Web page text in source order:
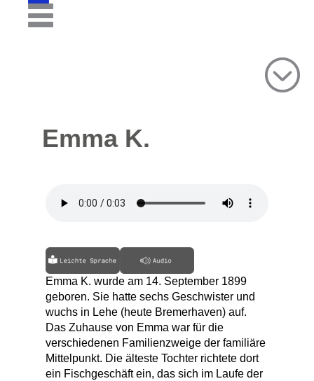
Emma K.
Emma K. wurde am 14. September 1899
geboren. Sie hatte sechs Geschwister und
wuchs in Lehe (heute Bremerhaven) auf.
Das Zuhause von Emma war für die
verschiedenen Familienzweige der familiäre
Mittelpunkt. Die älteste Tochter richtete dort
ein Fischgeschäft ein, das sich im Laufe der